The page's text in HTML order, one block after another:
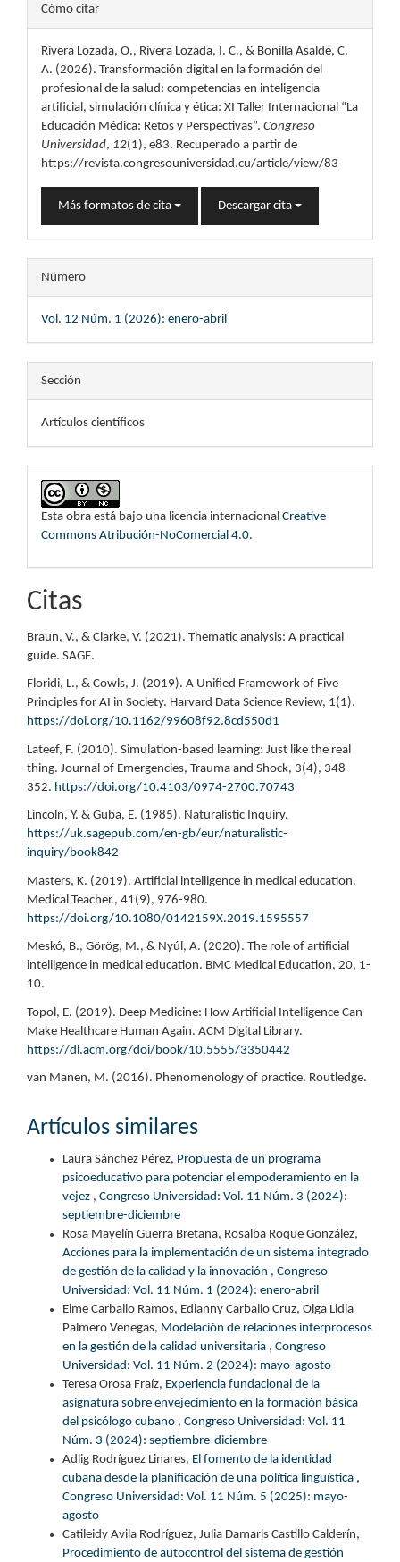
del
artículo
Cómo citar
Rivera Lozada, O., Rivera Lozada, I. C., & Bonilla Asalde, C.
A. (2026). Transformación digital en la formación del
profesional de la salud: competencias en inteligencia
artificial, simulación clínica y ética: XI Taller Internacional “La
Educación Médica: Retos y Perspectivas”. Congreso
Universidad, 12(1), e83. Recuperado a partir de
https://revista.congresouniversidad.cu/article/view/83
Más formatos de cita Descargar cita
Número
Vol. 12 Núm. 1 (2026): enero-abril
Sección
Artículos científicos
Esta obra está bajo una licencia internacional Creative
Commons Atribución-NoComercial 4.0.
Citas
Braun, V., & Clarke, V. (2021). Thematic analysis: A practical
guide. SAGE.
Floridi, L., & Cowls, J. (2019). A Unified Framework of Five
Principles for AI in Society. Harvard Data Science Review, 1(1).
https://doi.org/10.1162/99608f92.8cd550d1
Lateef, F. (2010). Simulation-based learning: Just like the real
thing. Journal of Emergencies, Trauma and Shock, 3(4), 348-
352. https://doi.org/10.4103/0974-2700.70743
Lincoln, Y. & Guba, E. (1985). Naturalistic Inquiry.
https://uk.sagepub.com/en-gb/eur/naturalistic-
inquiry/book842
Masters, K. (2019). Artificial intelligence in medical education.
Medical Teacher., 41(9), 976-980.
https://doi.org/10.1080/0142159X.2019.1595557
Meskó, B., Görög, M., & Nyúl, A. (2020). The role of artificial
intelligence in medical education. BMC Medical Education, 20, 1-
10.
Topol, E. (2019). Deep Medicine: How Artificial Intelligence Can
Make Healthcare Human Again. ACM Digital Library.
https://dl.acm.org/doi/book/10.5555/3350442
van Manen, M. (2016). Phenomenology of practice. Routledge.
Artículos similares
Laura Sánchez Pérez, Propuesta de un programa
psicoeducativo para potenciar el empoderamiento en la
vejez , Congreso Universidad: Vol. 11 Núm. 3 (2024):
septiembre-diciembre
Rosa Mayelín Guerra Bretaña, Rosalba Roque González,
Acciones para la implementación de un sistema integrado
de gestión de la calidad y la innovación , Congreso
Universidad: Vol. 11 Núm. 1 (2024): enero-abril
Elme Carballo Ramos, Edianny Carballo Cruz, Olga Lidia
Palmero Venegas, Modelación de relaciones interprocesos
en la gestión de la calidad universitaria , Congreso
Universidad: Vol. 11 Núm. 2 (2024): mayo-agosto
Teresa Orosa Fraíz, Experiencia fundacional de la
asignatura sobre envejecimiento en la formación básica
del psicólogo cubano , Congreso Universidad: Vol. 11
Núm. 3 (2024): septiembre-diciembre
Adlig Rodríguez Linares, El fomento de la identidad
cubana desde la planificación de una política lingüística ,
Congreso Universidad: Vol. 11 Núm. 5 (2025): mayo-
agosto
Catileidy Avila Rodríguez, Julia Damaris Castillo Calderín,
Procedimiento de autocontrol del sistema de gestión